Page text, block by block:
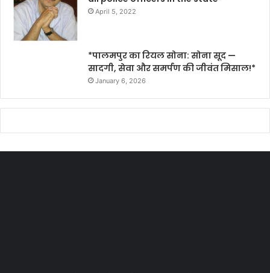
April 5, 2022
*पालमपुर का रियल सोना: सोना सूद —
सादगी, सेवा और समर्पण की जीवंत मिसाल!*
January 6, 2026